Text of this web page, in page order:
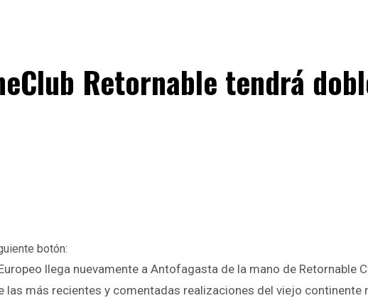
Retornable tendrá
botón:
llega nuevamente a Antofagasta de la mano de Retornable
las más recientes y comentadas realizaciones del viejo continente